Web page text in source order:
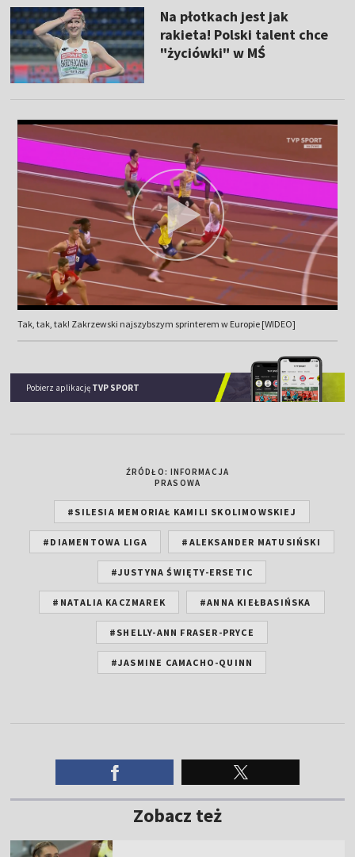
Na płotkach jest jak
rakieta! Polski talent chce
"życiówki" w MŚ
Tak, tak, tak! Zakrzewski najszybszym sprinterem w Europie [WIDEO]
Pobierz aplikację TVP SPORT
ŹRÓDŁO: INFORMACJA
PRASOWA
#SILESIA MEMORIAŁ KAMILI SKOLIMOWSKIEJ
#DIAMENTOWA LIGA #ALEKSANDER MATUSIŃSKI
#JUSTYNA ŚWIĘTY-ERSETIC
#NATALIA KACZMAREK #ANNA KIEŁBASIŃSKA
#SHELLY-ANN FRASER-PRYCE
#JASMINE CAMACHO-QUINN
Zobacz też